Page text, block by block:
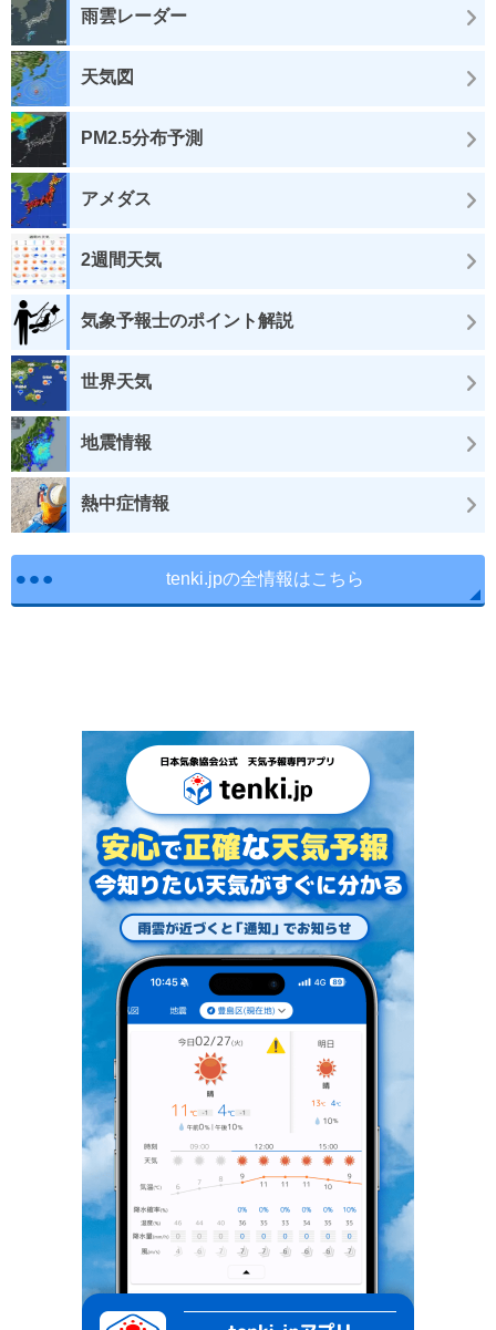
雨雲レーダー
天気図
PM2.5分布予測
アメダス
2週間天気
気象予報士のポイント解説
世界天気
地震情報
熱中症情報
tenki.jpの全情報はこちら